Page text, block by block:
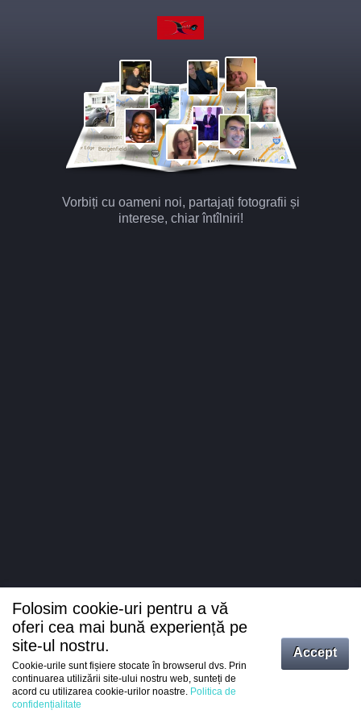
Vorbiți cu oameni noi, partajați fotografii și
interese, chiar întîlniri!
Intrați
Folosim cookie-uri pentru a vă
oferi cea mai bună experiență pe
site-ul nostru.
Cookie-urile sunt fișiere stocate în browserul dvs. Prin
continuarea utilizării site-ului nostru web, sunteți de
acord cu utilizarea cookie-urilor noastre. Politica de
confidențialitate
Accept